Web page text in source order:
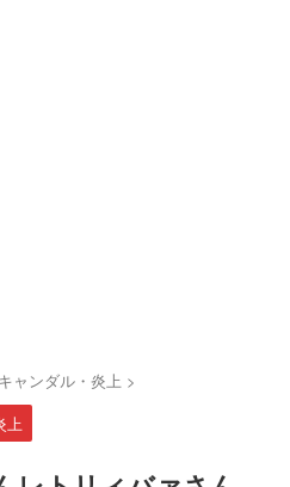
ャンダル・炎上 >
上